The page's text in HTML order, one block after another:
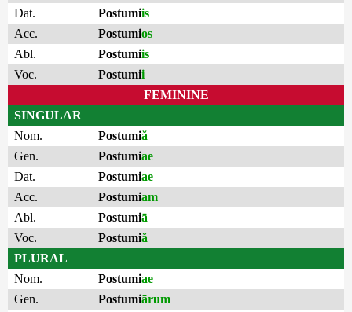
Dat.
Postumiis
Acc.
Postumios
Abl.
Postumiis
Voc.
Postumii
FEMININE
SINGULAR
Nom.
Postumiă
Gen.
Postumiae
Dat.
Postumiae
Acc.
Postumiam
Abl.
Postumiā
Voc.
Postumiă
PLURAL
Nom.
Postumiae
Gen.
Postumiārum